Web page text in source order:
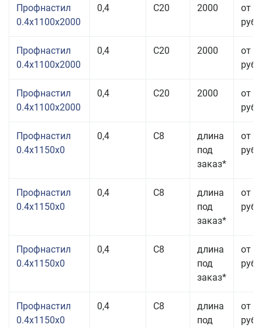
Профнастил
0.4x1100x2000
0,4 С20 2000
от
руб.
Профнастил
0.4x1100x2000
0,4 С20 2000
от
руб.
Профнастил
0.4x1100x2000
0,4 С20 2000
от
руб.
Профнастил
0.4x1150x0
0,4 С8
длина
под
заказ*
от
руб.
Профнастил
0.4x1150x0
0,4 С8
длина
под
заказ*
от
руб.
Профнастил
0.4x1150x0
0,4 С8
длина
под
заказ*
от
руб.
Профнастил
0.4x1150x0
0,4 С8
длина
под
от
руб.